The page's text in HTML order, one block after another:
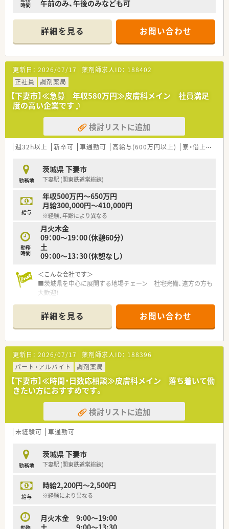
時間 午前のみ、午後のみなども可
詳細を見る お問い合わせ
更新日： 2026/07/17 薬剤師求人ID： 188402
正社員
調剤薬局
【下妻市】≪急募 年収580万円≫皮膚科メイン 社員満足
度の高い企業です♪
検討リストに追加
週32h以上 新卒可 車通勤可 高給与(600万円以上) 寮・借上社宅あり
勤務地
茨城県 下妻市
下妻駅 (関東鉄道常総線)
給与
年収500万円～650万円
月給300,000円～410,000円
※経験、年齢により異なる
勤務
時間
月火木金
09：00～19：00（休憩60分）
土
09：00～13：30（休憩なし）
＜こんな会社です＞
■茨城県を中心に展開する地場チェーン 社宅完備、遠方の方も
大歓迎！
ています。また、調剤経験のない方も、集合研修、OJTを通して基
礎から学べます。家庭的な環境のなかで経験豊かなスタッフが
親身になって指導します。
■医師、訪問看護師、施設スタッフやケアマネージャーと連携
し、患者さまのご自宅や各種高齢者施設を訪問、お薬をお届け
し、薬剤管理、お薬に関するご説明やご相談に応じています
＜キャリアップについて＞
■ステップは管理薬剤師→薬局長（エリアマネージャー）→エリ
ア長→事業部長となります
■薬局長の仕事内容は店舗マネージメント全般（売上、利益の管
理、部下の育成、評価）などを担います。
■エリア長の仕事内容は、会社の経営への参加・自エリアの薬局
長の育成、評価・各薬局を巡回しての指導など多岐にわたり、門
長、薬局長が補佐します。
＜お得な準社員制度あり！＞
員の8割換算となります。
■賞与も年2回支給があり、正社員と同等の待遇ながら、週休3日
■パートから準社員、準社員から正社員などライフスタイルに合
わせて働き方を調整できます。
詳細を見る お問い合わせ
更新日： 2026/07/17 薬剤師求人ID： 188396
パート・アルバイト
調剤薬局
【下妻市】≪時間・日数応相談≫皮膚科メイン 落ち着いて働
きたい方におすすめです。
検討リストに追加
未経験可 車通勤可
勤務地
茨城県 下妻市
下妻駅 (関東鉄道常総線)
給与
時給2,200円～2,500円
※経験により異なる
月火木金 9:00～19:00
土 9:00～13:30